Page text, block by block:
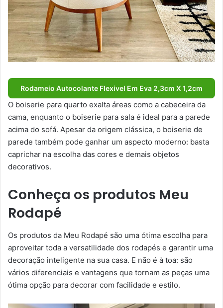
Rodameio Autocolante Flexivel Em Eva 2,3cm X 1,2cm
O boiserie para quarto exalta áreas como a cabeceira da
cama, enquanto o boiserie para sala é ideal para a parede
acima do sofá. Apesar da origem clássica, o boiserie de
parede também pode ganhar um aspecto moderno: basta
caprichar na escolha das cores e demais objetos
decorativos.
Conheça os produtos Meu
Rodapé
Os produtos da Meu Rodapé são uma ótima escolha para
aproveitar toda a versatilidade dos rodapés e garantir uma
decoração inteligente na sua casa. E não é à toa: são
vários diferenciais e vantagens que tornam as peças uma
ótima opção para decorar com facilidade e estilo.